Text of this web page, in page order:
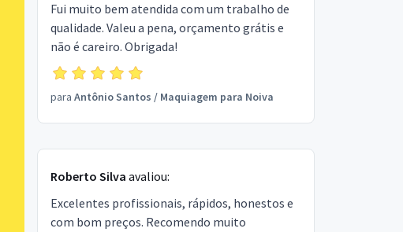
Fui muito bem atendida com um trabalho de
qualidade. Valeu a pena, orçamento grátis e
não é careiro. Obrigada!
para Antônio Santos / Maquiagem para Noiva
Roberto Silva avaliou:
Excelentes profissionais, rápidos, honestos e
com bom preços. Recomendo muito